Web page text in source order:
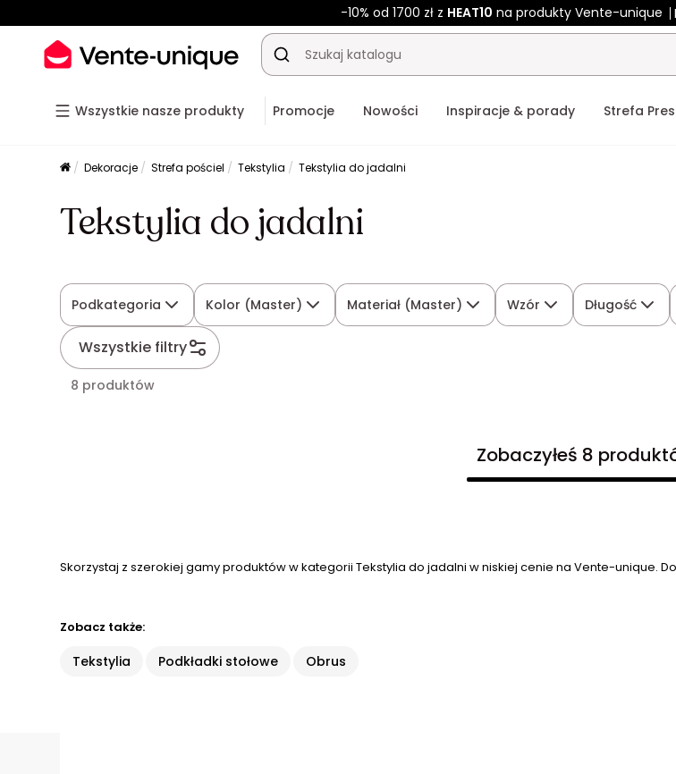
-10% od 1700 zł z HEAT10 na produkty Vente-unique
Wszystkie nasze produkty Promocje Nowości Inspiracje & porady Strefa
Dekoracje Strefa pościel Tekstylia Tekstylia do jadalni
Tekstylia do jadalni
Podkategoria Kolor (Master) Materiał (Master) Wzór Długość
Wszystkie filtry
8 produktów
Zobaczyłeś 8
Skorzystaj z szerokiej gamy produktów w kategorii Tekstylia do jadalni w niskiej cenie na Vente-unique.
Zobacz także:
Tekstylia Podkładki stołowe Obrus